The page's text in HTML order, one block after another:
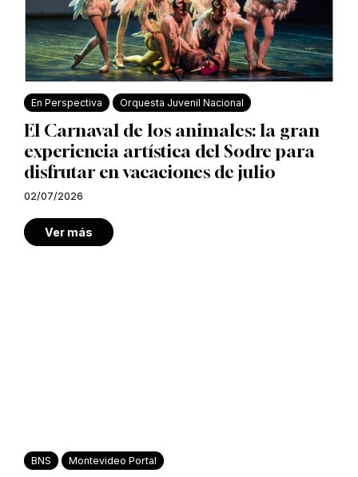
En Perspectiva Orquesta Juvenil Nacional
El Carnaval de los animales: la gran
experiencia artística del Sodre para
disfrutar en vacaciones de julio
02/07/2026
Ver más
BNS Montevideo Portal